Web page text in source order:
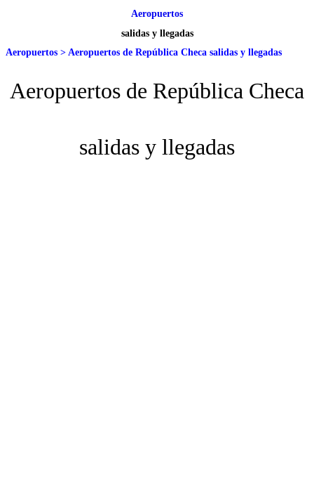
Aeropuertos
salidas y llegadas
Aeropuertos > Aeropuertos de República Checa salidas y llegadas
Aeropuertos de República Checa
salidas y llegadas